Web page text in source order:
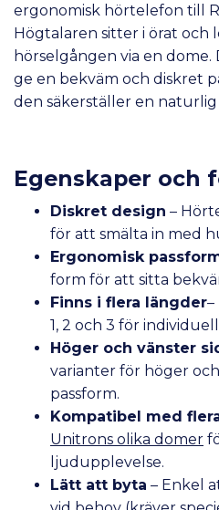
ergonomisk hörtelefon till
Högtalaren sitter i örat och
hörselgången via en
ge en bekväm och diskret
den säkerställer en
Egenskaper och
Diskret design –
för att smälta in med
Ergonomisk
form för att sitta
Finns i flera längder–
1, 2 och 3 för
Höger och vänster
varianter för höger
passform.
Kompatibel med
Unitrons olika domer
ljudupplevelse.
Lätt att byta – Enkel